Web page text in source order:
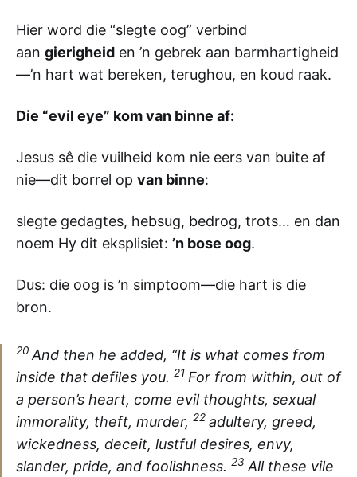
Hier word die “slegte oog” verbind
aan gierigheid en ’n gebrek aan barmhartigheid
—’n hart wat bereken, terughou, en koud raak.
Die “evil eye” kom van binne af:
Jesus sê die vuilheid kom nie eers van buite af
nie—dit borrel op van binne:
slegte gedagtes, hebsug, bedrog, trots… en dan
noem Hy dit eksplisiet: ’n bose oog.
Dus: die oog is ’n simptoom—die hart is die
bron.
20 And then he added, “It is what comes from
inside that defiles you. 21 For from within, out of
a person’s heart, come evil thoughts, sexual
immorality, theft, murder, 22 adultery, greed,
wickedness, deceit, lustful desires, envy,
slander, pride, and foolishness. 23 All these vile